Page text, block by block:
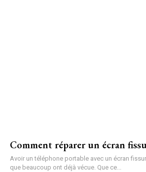
Comment réparer un écran
Avoir un téléphone portable avec un écran
que beaucoup ont déjà vécue. Que ce...